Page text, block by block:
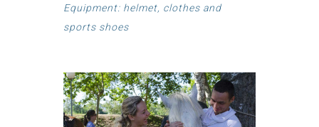
Equipment: helmet, clothes and
sports shoes